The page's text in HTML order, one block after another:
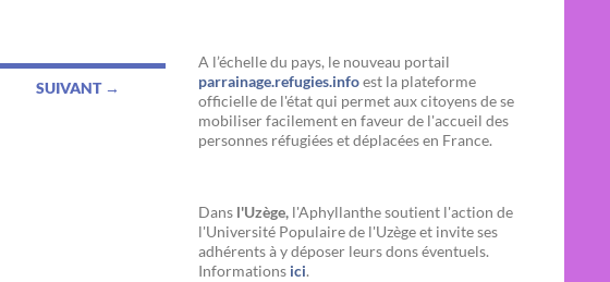
SUIVANT →
A l’échelle du pays, le nouveau portail
parrainage.refugies.infoest la plateforme
officielle de l'état qui permet aux citoyens de se
mobiliser facilement en faveur de l'accueil des
personnes réfugiées et déplacées en France.
Dans l'Uzège, l'Aphyllanthe soutient l'action de
l'Université Populaire de l'Uzège et invite ses
adhérents à y déposer leurs dons éventuels.
Informations ici.